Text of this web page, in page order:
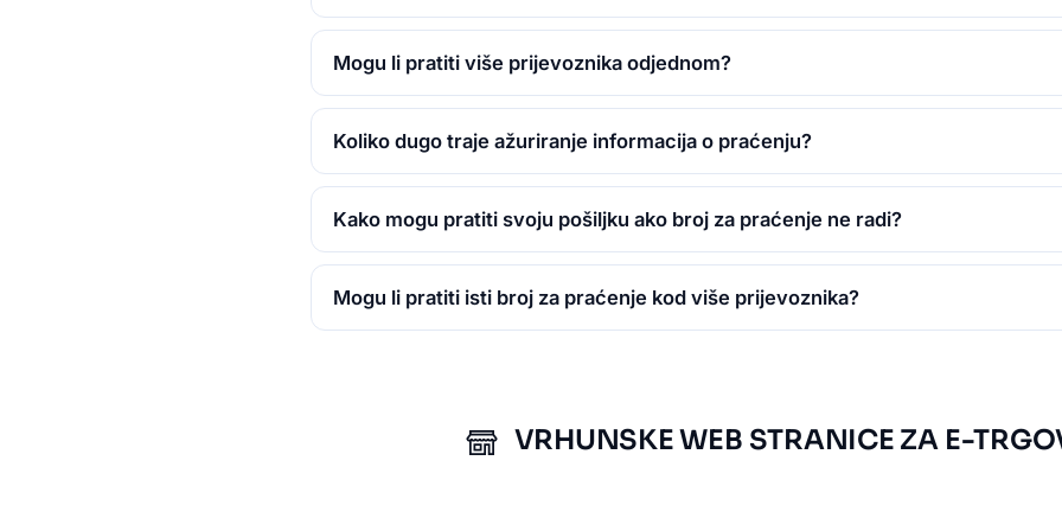
Mogu li pratiti više prijevoznika odjednom?
Koliko dugo traje ažuriranje informacija o praćenju?
Kako mogu pratiti svoju pošiljku ako broj za praćenje ne radi?
Mogu li pratiti isti broj za praćenje kod više prijevoznika?
VRHUNSKE WEB STRANICE ZA E-